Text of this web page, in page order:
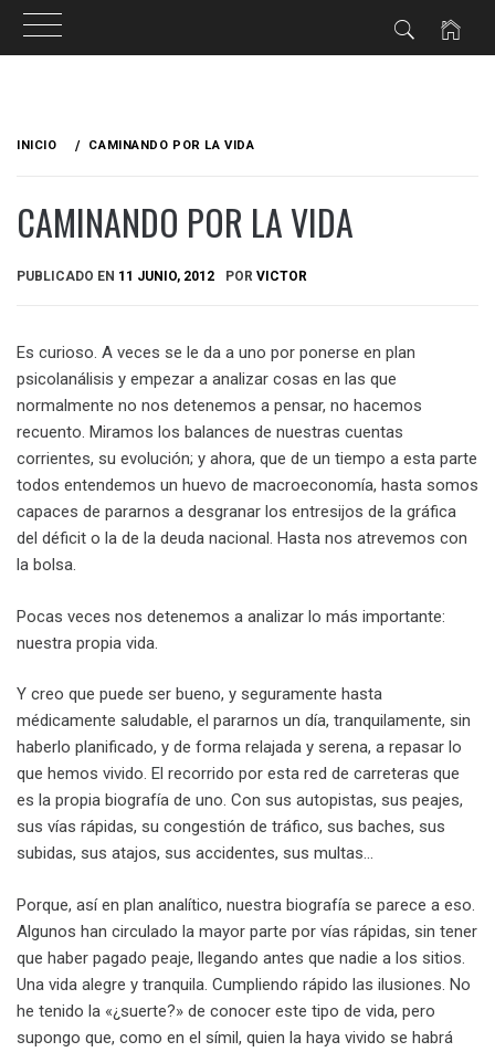
INICIO CAMINANDO POR LA VIDA
CAMINANDO POR LA VIDA
PUBLICADO EN 11 JUNIO, 2012 POR VICTOR
Es curioso. A veces se le da a uno por ponerse en plan
psicolanálisis y empezar a analizar cosas en las que
normalmente no nos detenemos a pensar, no hacemos
recuento. Miramos los balances de nuestras cuentas
corrientes, su evolución; y ahora, que de un tiempo a esta parte
todos entendemos un huevo de macroeconomía, hasta somos
capaces de pararnos a desgranar los entresijos de la gráfica
del déficit o la de la deuda nacional. Hasta nos atrevemos con
la bolsa.
Pocas veces nos detenemos a analizar lo más importante:
nuestra propia vida.
Y creo que puede ser bueno, y seguramente hasta
médicamente saludable, el pararnos un día, tranquilamente, sin
haberlo planificado, y de forma relajada y serena, a repasar lo
que hemos vivido. El recorrido por esta red de carreteras que
es la propia biografía de uno. Con sus autopistas, sus peajes,
sus vías rápidas, su congestión de tráfico, sus baches, sus
subidas, sus atajos, sus accidentes, sus multas…
Porque, así en plan analítico, nuestra biografía se parece a eso.
Algunos han circulado la mayor parte por vías rápidas, sin tener
que haber pagado peaje, llegando antes que nadie a los sitios.
Una vida alegre y tranquila. Cumpliendo rápido las ilusiones. No
he tenido la «¿suerte?» de conocer este tipo de vida, pero
supongo que, como en el símil, quien la haya vivido se habrá